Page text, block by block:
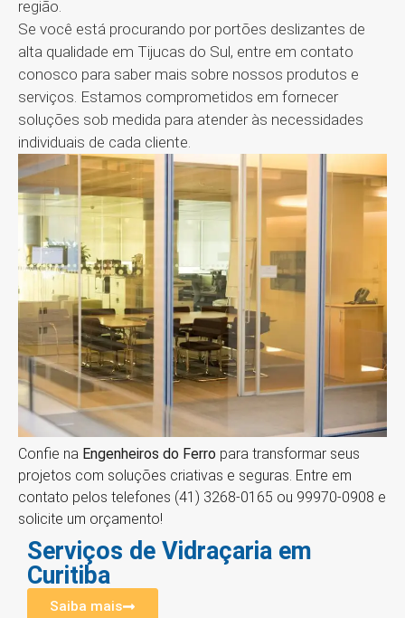
região.
Se você está procurando por portões deslizantes de
alta qualidade em Tijucas do Sul, entre em contato
conosco para saber mais sobre nossos produtos e
serviços. Estamos comprometidos em fornecer
soluções sob medida para atender às necessidades
individuais de cada cliente.
Confie na Engenheiros do Ferro para transformar seus
projetos com soluções criativas e seguras. Entre em
contato pelos telefones (41) 3268-0165 ou 99970-0908 e
solicite um orçamento!
Serviços de Vidraçaria em
Curitiba
Saiba mais